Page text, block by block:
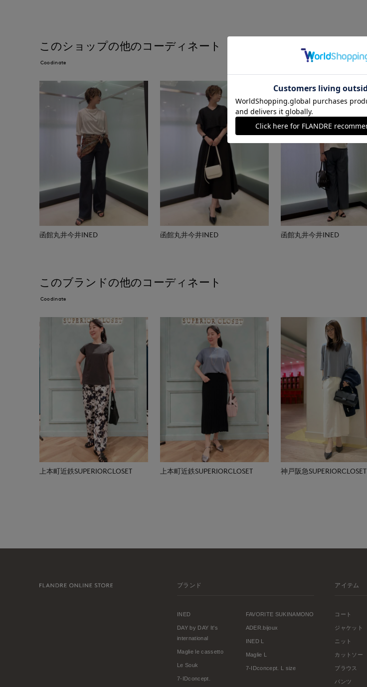
このショップの他のコーディネート
Coodinate
函館丸井今井INED 函館丸井今井INED 函館丸井今井INED
このブランドの他のコーディネート
Coodinate
上本町近鉄SUPERIORCLOSET 上本町近鉄SUPERIORCLOSET 神戸阪急SUPERIORCLOSET
ブランド
INED
DAY by DAY It's
international
Maglie le cassetto
Le Souk
7-IDconcept.
FAVORITE SUKINAMONO
ADER.bijoux
INED L
Maglie L
7-IDconcept. L size
アイテム
コート
ジャケット
ニット
カットソー
ブラウス
パンツ